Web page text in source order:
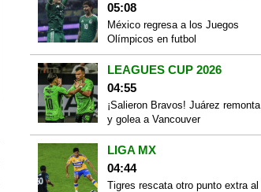
05:08
México regresa a los Juegos
Olímpicos en futbol
LEAGUES CUP 2026
04:55
¡Salieron Bravos! Juárez remonta
y golea a Vancouver
LIGA MX
04:44
Tigres rescata otro punto extra al